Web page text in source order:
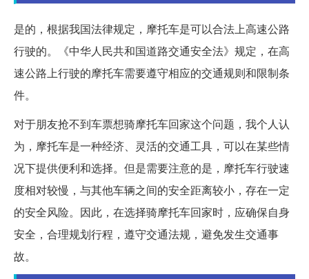
是的，根据我国法律规定，摩托车是可以合法上高速公路
行驶的。《中华人民共和国道路交通安全法》规定，在高
速公路上行驶的摩托车需要遵守相应的交通规则和限制条
件。
对于朋友抢不到车票想骑摩托车回家这个问题，我个人认
为，摩托车是一种经济、灵活的交通工具，可以在某些情
况下提供便利和选择。但是需要注意的是，摩托车行驶速
度相对较慢，与其他车辆之间的安全距离较小，存在一定
的安全风险。因此，在选择骑摩托车回家时，应确保自身
安全，合理规划行程，遵守交通法规，避免发生交通事
故。